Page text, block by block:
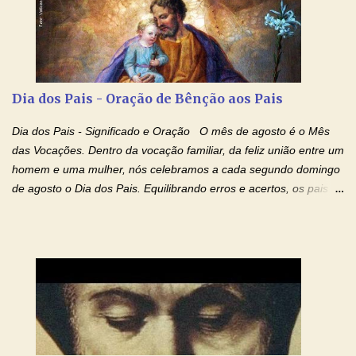
mim o teu fervor, a tua sabedoria e a tua fé. Mostra tua bondade,
ajudando-me e eu me esforçarei para imitar tuas virtudes.
Glória… Amável protetor meu, o estudo geralmente é difícil, duro
e entediante para mim. Tu podes deixar tudo isso mais fácil e
agradável. Espera somente meu chamado. Eu te prometo um
esforço maior em meus estudos e uma vida mais digna de tua
santidade. Glória… Deus, que quiseste atrair tudo a teu unigênito
Filho, que foi crucificado, permite que, pelos méritos e exemplos
de te...
Dia dos Pais - Oração de Bênção aos Pais
Dia dos Pais - Significado e Oração O mês de agosto é o Mês
das Vocações. Dentro da vocação familiar, da feliz união entre um
homem e uma mulher, nós celebramos a cada segundo domingo
de agosto o Dia dos Pais. Equilibrando erros e acertos, os pais
procuram orientá-los para que enfrentem o mundo, com suas
alegrias, com seus dissabores. Acompanham-nos em suas
vitórias, em seus fracassos, em suas lutas. É claro que há
exceções, mas essas exceções só confirmam uma regra porque